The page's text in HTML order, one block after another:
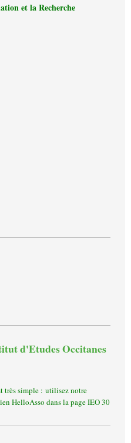
et la Recherche
d'Etudes Occitanes
très simple : utilisez notre
HelloAsso dans la page IEO 30